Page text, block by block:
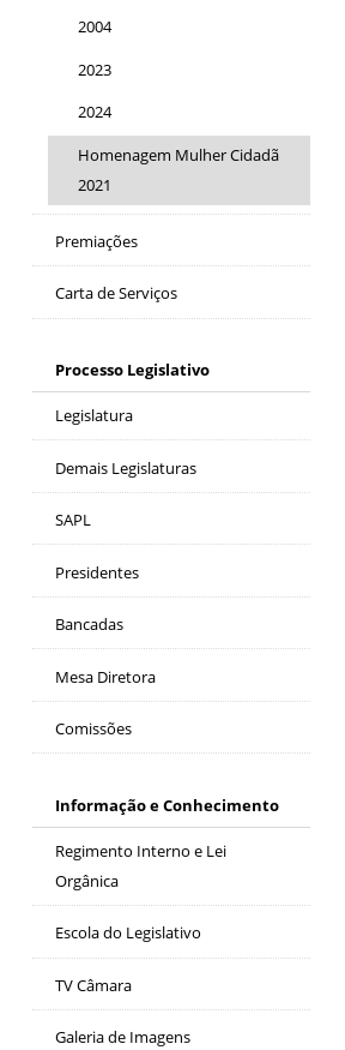
2004
2023
2024
Homenagem Mulher Cidadã
2021
Premiações
Carta de Serviços
Processo Legislativo
Legislatura
Demais Legislaturas
SAPL
Presidentes
Bancadas
Mesa Diretora
Comissões
Informação e Conhecimento
Regimento Interno e Lei
Orgânica
Escola do Legislativo
TV Câmara
Galeria de Imagens